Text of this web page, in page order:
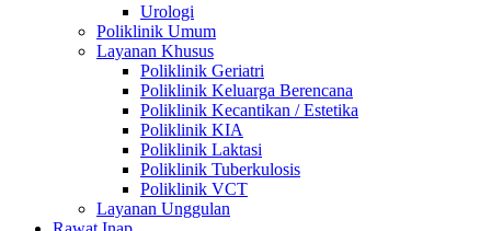
Urologi
Poliklinik Umum
Layanan Khusus
Poliklinik Geriatri
Poliklinik Keluarga Berencana
Poliklinik Kecantikan / Estetika
Poliklinik KIA
Poliklinik Laktasi
Poliklinik Tuberkulosis
Poliklinik VCT
Layanan Unggulan